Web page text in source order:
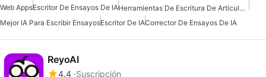
Web AppsEscritor De Ensayos De IA
Herramientas De Escritura De Artículos De IA
Mejor IA Para Escribir EnsayosEscritor De IACorrector De Ensayos De IA
ReyoAI
4.4 Suscripción